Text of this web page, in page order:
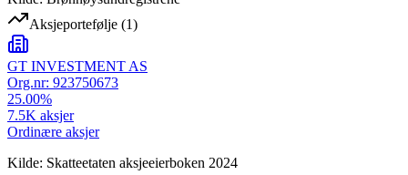
Aksjeportefølje (1)
GT INVESTMENT AS
Org.nr: 923750673
25.00%
7.5K aksjer
Ordinære aksjer
Kilde: Skatteetaten aksjeeierboken 2024